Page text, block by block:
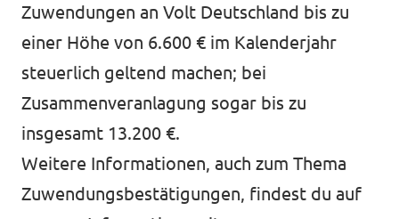
Zuwendungen an Volt Deutschland bis zu
einer Höhe von 6.600 € im Kalenderjahr
steuerlich geltend machen; bei
Zusammenveranlagung sogar bis zu
insgesamt 13.200 €.
Weitere Informationen, auch zum Thema
Zuwendungsbestätigungen, findest du auf